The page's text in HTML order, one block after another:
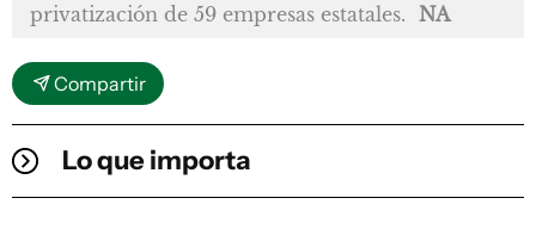
privatización de 59 empresas estatales. NA
Compartir
Lo que importa